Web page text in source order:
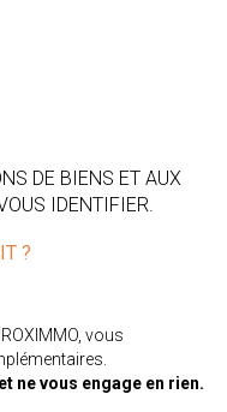
DE BIENS ET AUX
IDENTIFIER.
?
vous
ne vous engage en rien.